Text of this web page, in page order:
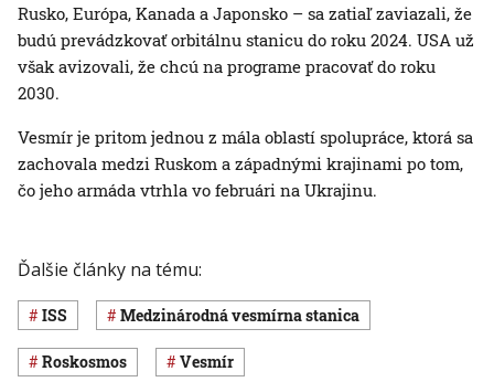
Rusko, Európa, Kanada a Japonsko – sa zatiaľ zaviazali, že
budú prevádzkovať orbitálnu stanicu do roku 2024. USA už
však avizovali, že chcú na programe pracovať do roku
2030.
Vesmír je pritom jednou z mála oblastí spolupráce, ktorá sa
zachovala medzi Ruskom a západnými krajinami po tom,
čo jeho armáda vtrhla vo februári na Ukrajinu.
Ďalšie články na tému:
ISS medzinárodná vesmírna stanica
Roskosmos vesmír